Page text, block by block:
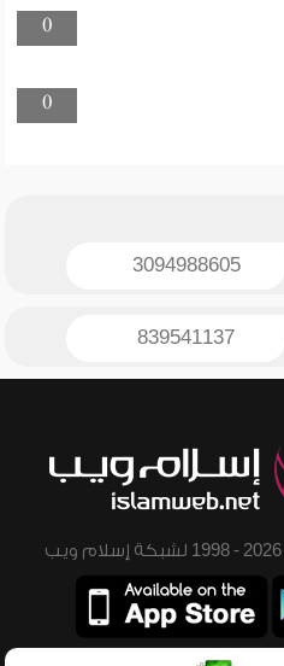
0
0
3094988605
839541137